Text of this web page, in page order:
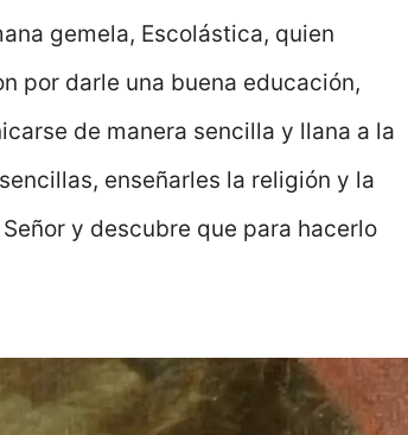
gemela, Escolástica, quien
por darle una buena educación,
de manera sencilla y llana a la
enseñarles la religión y la
y descubre que para hacerlo